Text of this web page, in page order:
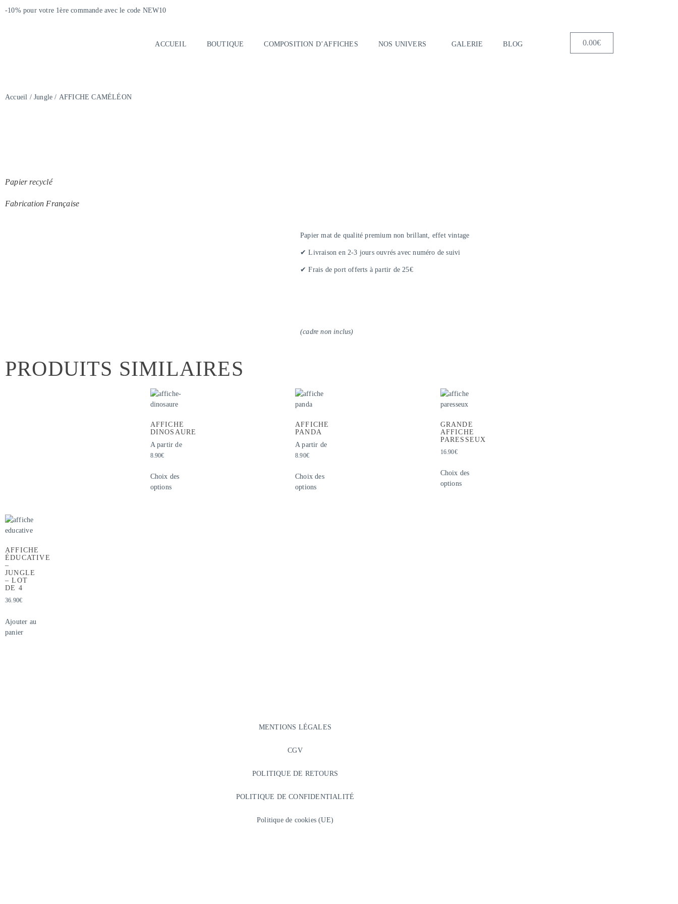
-10% pour votre 1ère commande avec le code NEW10
ACCUEIL BOUTIQUE COMPOSITION D’AFFICHES NOS UNIVERS GALERIE BLOG 0.00€
Accueil /Jungle / AFFICHE CAMÉLÉON
Papier recyclé
Fabrication Française
Papier mat de qualité premium non brillant, effet vintage
✔ Livraison en 2-3 jours ouvrés avec numéro de suivi
✔ Frais de port offerts à partir de 25€
(cadre non inclus)
PRODUITS SIMILAIRES
AFFICHE
DINOSAURE
A partir de
8.90€
Choix des
options
AFFICHE
PANDA
A partir de
8.90€
Choix des
options
GRANDE
AFFICHE
PARESSEUX
16.90€
Choix des
options
AFFICHE
ÉDUCATIVE
–
JUNGLE
– LOT
DE 4
36.90€
Ajouter au
panier
MENTIONS LÉGALES
CGV
POLITIQUE DE RETOURS
POLITIQUE DE CONFIDENTIALITÉ
Politique de cookies (UE)